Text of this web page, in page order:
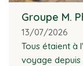
Groupe M.
13/07/2026
Tous étaient à
voyage